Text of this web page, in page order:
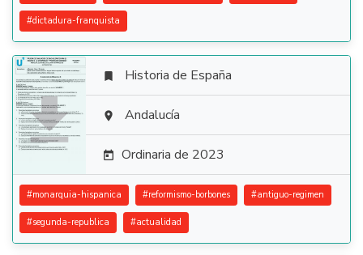
#dictadura-franquista

 Historia de España
 Andalucía
 Ordinaria de 2023
#monarquia-hispanica #reformismo-borbones #antiguo-regimen
#segunda-republica #actualidad